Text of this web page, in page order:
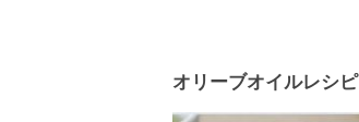
オリーブオイルレシピ